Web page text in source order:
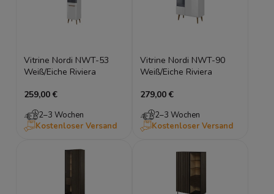
Vitrine Nordi NWT-53
Weiß/Eiche Riviera
259,00 €
2–3 Wochen
Kostenloser Versand
Vitrine Nordi NWT-90
Weiß/Eiche Riviera
279,00 €
2–3 Wochen
Kostenloser Versand